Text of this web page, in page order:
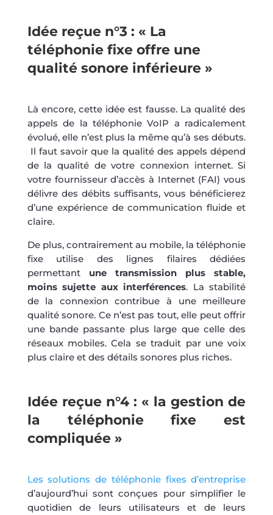
Idée reçue n°3 : « La
téléphonie fixe offre une
qualité sonore inférieure »
Là encore, cette idée est fausse. La qualité des
appels de la téléphonie VoIP a radicalement
évolué, elle n’est plus la même qu’à ses débuts.
Il faut savoir que la qualité des appels dépend
de la qualité de votre connexion internet. Si
votre fournisseur d’accès à Internet (FAI) vous
délivre des débits suffisants, vous bénéficierez
d’une expérience de communication fluide et
claire.
De plus, contrairement au mobile, la téléphonie
fixe utilise des lignes filaires dédiées
permettant une transmission plus stable,
moins sujette aux interférences. La stabilité
de la connexion contribue à une meilleure
qualité sonore. Ce n’est pas tout, elle peut offrir
une bande passante plus large que celle des
réseaux mobiles. Cela se traduit par une voix
plus claire et des détails sonores plus riches.
Idée reçue n°4 : « la gestion de
la téléphonie fixe est
compliquée »
Les solutions de téléphonie fixes d’entreprise
d’aujourd’hui sont conçues pour simplifier le
quotidien de leurs utilisateurs et de leurs